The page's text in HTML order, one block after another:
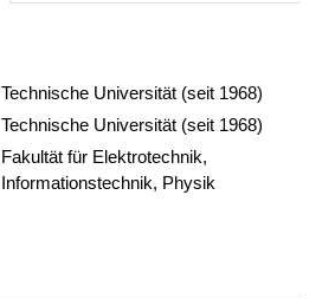
Technische Universität (seit 1968)
Technische Universität (seit 1968)
Fakultät für Elektrotechnik,
Informationstechnik, Physik